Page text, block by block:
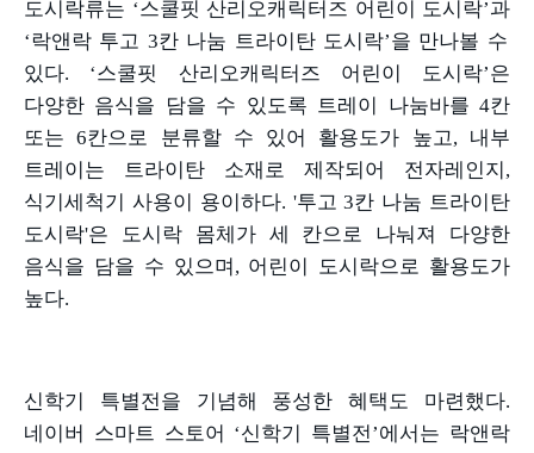
도시락류는 ‘스쿨핏 산리오캐릭터즈 어린이 도시락’과
‘락앤락 투고 3칸 나눔 트라이탄 도시락’을 만나볼 수
있다. ‘스쿨핏 산리오캐릭터즈 어린이 도시락’은
다양한 음식을 담을 수 있도록 트레이 나눔바를 4칸
또는 6칸으로 분류할 수 있어 활용도가 높고, 내부
트레이는 트라이탄 소재로 제작되어 전자레인지 ,
식기세척기 사용이 용이하다. '투고 3칸 나눔 트라이탄
도시락'은 도시락 몸체가 세 칸으로 나눠져 다양한
음식을 담을 수 있으며 , 어린이 도시락으로 활용도가
높다.
신학기 특별전을 기념해 풍성한 혜택도 마련했다.
네이버 스마트 스토어 ‘신학기 특별전’에서는 락앤락